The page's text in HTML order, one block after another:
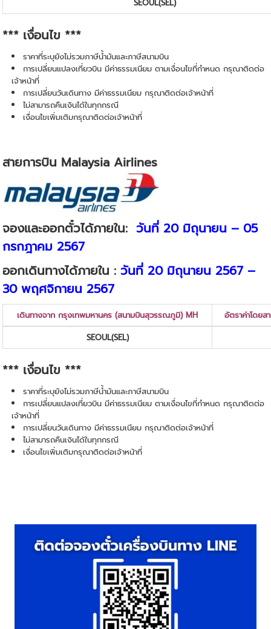
SEOUL(SEL)
*** เงื่อนไข ***
ราคาที่ระบุยังไม่รวมภาษีน้ำมันและภาษีสนามบิน
การเปลี่ยนแปลงเที่ยวบิน มีค่าธรรมเนียม ตามเงื่อนไขที่กำหนด กรุณาติดต่อ
เจ้าหน้าที่
การเปลี่ยนวันเดินทาง มีค่าธรรมเนียม กรุณาติดต่อเจ้าหน้าที่
ไม่สามารถคืนเงินได้ในทุกกรณี
เงื่อนไขเพิ่มเติมกรุณาติดต่อเจ้าหน้าที่
สายการบิน Malaysia Airlines
จองและออกตั๋วได้ภายใน: วันที่ 20 มิถุนายน – 05
กรกฎาคม 2567
ออกเดินทางได้ภายใน :วันที่ 20 มิถุนายน 2567 –
30 พฤศจิกายน 2567
เดินทางจาก กรุงเทพมหานคร (สนามบินสุวรรณภูมิ) MH
อัตราค่าโดยส
SEOUL(SEL)
*** เงื่อนไข ***
ราคาที่ระบุยังไม่รวมภาษีน้ำมันและภาษีสนามบิน
การเปลี่ยนแปลงเที่ยวบิน มีค่าธรรมเนียม ตามเงื่อนไขที่กำหนด กรุณาติดต่อ
เจ้าหน้าที่
การเปลี่ยนวันเดินทาง มีค่าธรรมเนียม กรุณาติดต่อเจ้าหน้าที่
ไม่สามารถคืนเงินได้ในทุกกรณี
เงื่อนไขเพิ่มเติมกรุณาติดต่อเจ้าหน้าที่